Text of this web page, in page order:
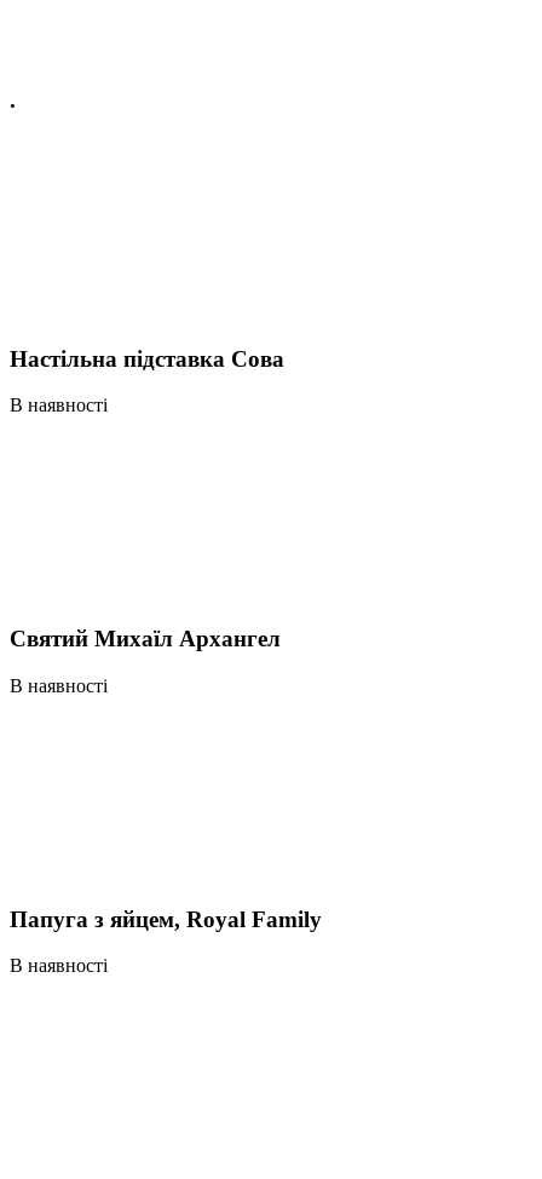
.
Настільна підставка Сова
В наявності
Святий Михаїл Архангел
В наявності
Папуга з яйцем, Royal Family
В наявності